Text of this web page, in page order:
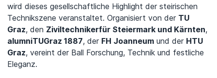
wird dieses gesellschaftliche Highlight der steirischen
Technikszene veranstaltet. Organisiert von der TU
Graz, den Ziviltechnikerfür Steiermark und Kärnten,
alumniTUGraz 1887, der FH Joanneum und der HTU
Graz, vereint der Ball Forschung, Technik und festliche
Eleganz.